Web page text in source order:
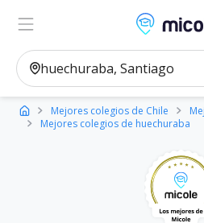
Micole,
Ver en el mapa
Mejores colegios de Chile
Mejores colegios de huechuraba